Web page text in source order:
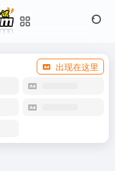
出现在这里